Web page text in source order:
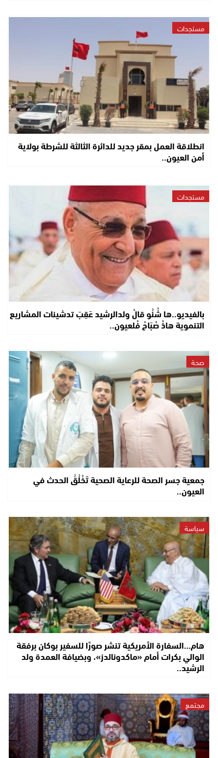
مستجدات
انطلاقة العمل بمقر جديد للدائرة الثالثة للشرطة بولاية
أمن العيون..
مستجدات
بالفيديو..ها شْنُو قالْ ولدالرشيد عَقِبَ تدشينات المشاريع
التنموية هاذْ صْبَاحْ فْلعيون..
صحة
جمعية جسر الصحة للرعاية الصحية تَخْلُقُ الحدث في
العيون..
سياسة
هام…السفارة الأمريكية تنشر صورًا للسفير بوكان برفقة
الوالي بكرات أمام «ماكدونالدز»، وبضيافة العمدة ولد
الرشيد..
مجتمع